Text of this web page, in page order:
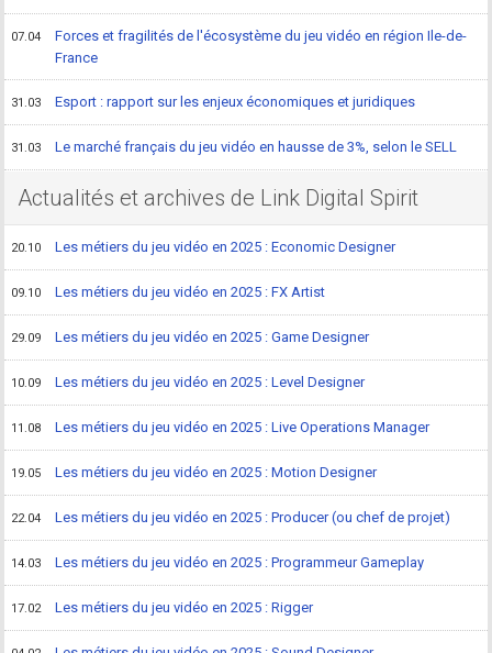
07.04
Forces et fragilités de l'écosystème du jeu vidéo en région Ile-de-
France
31.03 Esport : rapport sur les enjeux économiques et juridiques
31.03 Le marché français du jeu vidéo en hausse de 3%, selon le SELL
Actualités et archives de Link Digital Spirit
20.10 Les métiers du jeu vidéo en 2025 : Economic Designer
09.10 Les métiers du jeu vidéo en 2025 : FX Artist
29.09 Les métiers du jeu vidéo en 2025 : Game Designer
10.09 Les métiers du jeu vidéo en 2025 : Level Designer
11.08 Les métiers du jeu vidéo en 2025 : Live Operations Manager
19.05 Les métiers du jeu vidéo en 2025 : Motion Designer
22.04 Les métiers du jeu vidéo en 2025 : Producer (ou chef de projet)
14.03 Les métiers du jeu vidéo en 2025 : Programmeur Gameplay
17.02 Les métiers du jeu vidéo en 2025 : Rigger